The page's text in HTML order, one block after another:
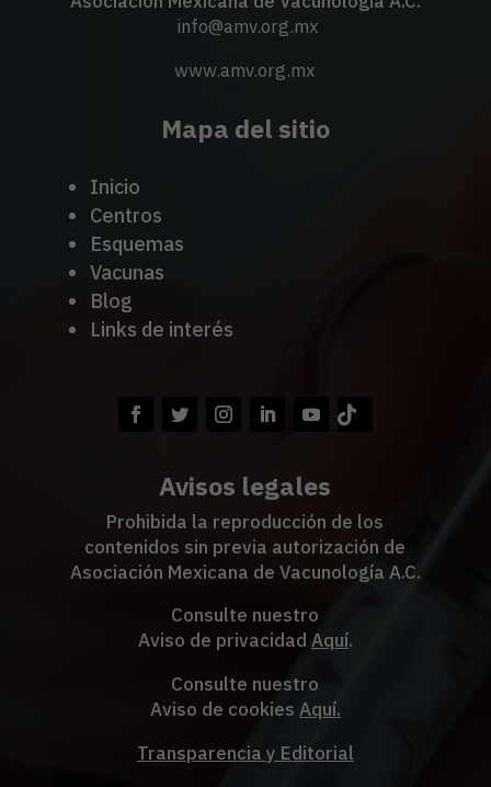
info@amv.org.mx
www.amv.org.mx
Mapa del sitio
Inicio
Centros
Esquemas
Vacunas
Blog
Links de interés
Avisos legales
Prohibida la reproducción de los
contenidos sin previa autorización de
Asociación Mexicana de Vacunología A.C.
Consulte nuestro
Aviso de privacidad Aquí.
Consulte nuestro
Aviso de cookies Aquí.
Transparencia y Editorial